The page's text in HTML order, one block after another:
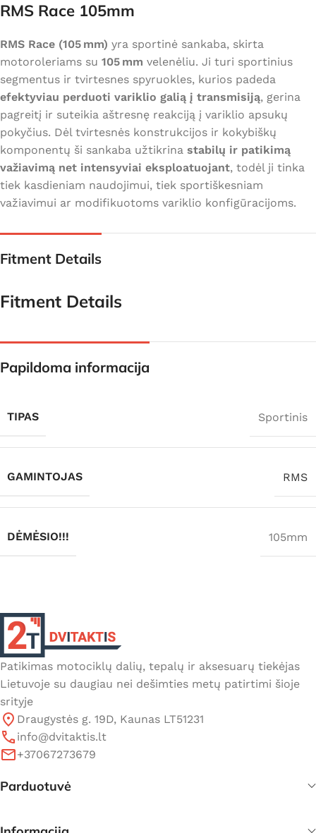
RMS Race 105mm
RMS Race (105 mm) yra sportinė sankaba, skirta
motoroleriams su 105 mm velenėliu. Ji turi sportinius
segmentus ir tvirtesnes spyruokles, kurios padeda
efektyviau perduoti variklio galią į transmisiją, gerina
pagreitį ir suteikia aštresnę reakciją į variklio apsukų
pokyčius. Dėl tvirtesnės konstrukcijos ir kokybiškų
komponentų ši sankaba užtikrina stabilų ir patikimą
važiavimą net intensyviai eksploatuojant, todėl ji tinka
tiek kasdieniam naudojimui, tiek sportiškesniam
važiavimui ar modifikuotoms variklio konfigūracijoms.
Fitment Details
Fitment Details
Papildoma informacija
TIPAS Sportinis
GAMINTOJAS RMS
DĖMĖSIO!!! 105mm
Patikimas motociklų dalių, tepalų ir aksesuarų tiekėjas
Lietuvoje su daugiau nei dešimties metų patirtimi šioje
srityje
Draugystės g. 19D, Kaunas LT51231
info@dvitaktis.lt
+37067273679
Parduotuvė